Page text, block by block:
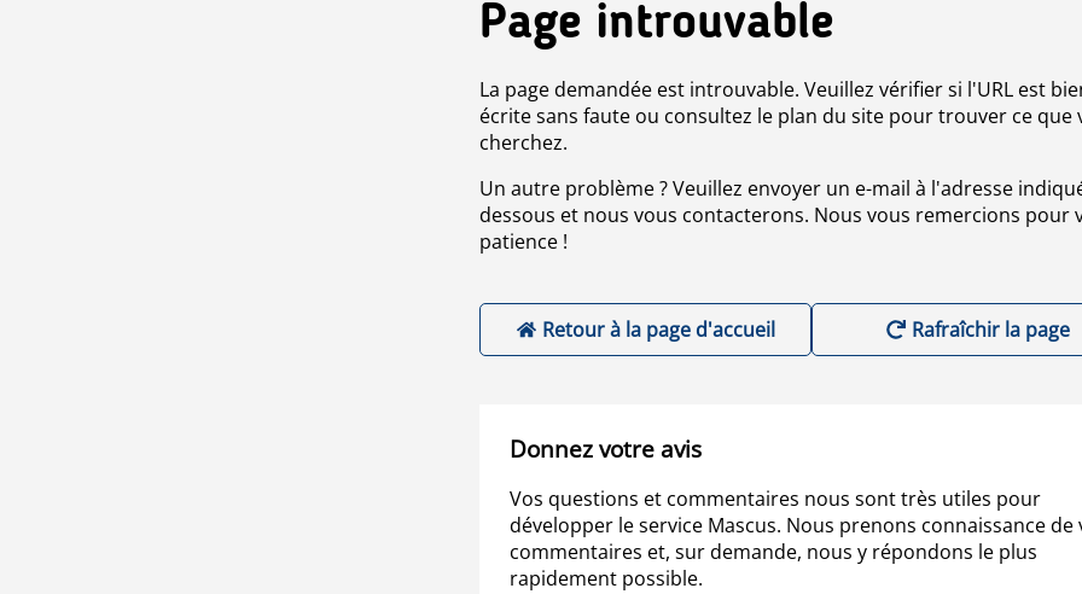
Page introuvable
La page demandée est introuvable. Veuillez vérifier si l'URL est
écrite sans faute ou consultez le plan du site pour trouver ce que
cherchez.
Un autre problème ? Veuillez envoyer un e-mail à l'adresse
dessous et nous vous contacterons. Nous vous remercions pour
patience !
Retour à la page d'accueil Rafraîchir la page
Donnez votre avis
Vos questions et commentaires nous sont très utiles pour
développer le service Mascus. Nous prenons connaissance de
commentaires et, sur demande, nous y répondons le plus
rapidement possible.